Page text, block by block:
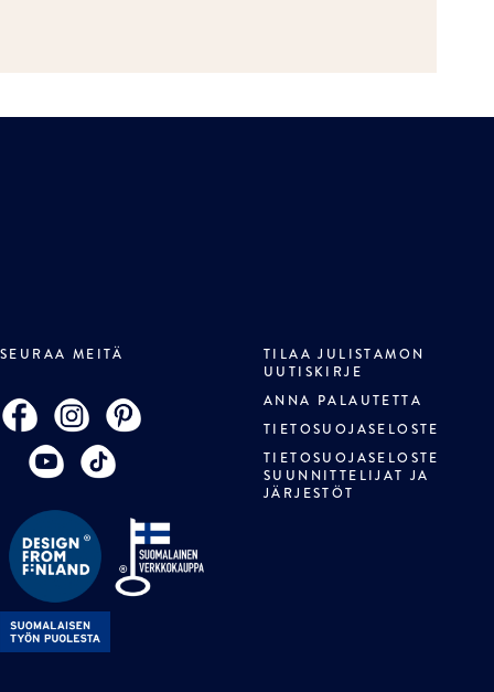
SEURAA MEITÄ
TILAA JULISTAMON
UUTISKIRJE
ANNA PALAUTETTA
TIETOSUOJASELOSTE
TIETOSUOJASELOSTE
SUUNNITTELIJAT JA
JÄRJESTÖT